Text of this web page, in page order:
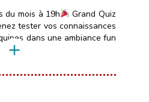
du mois à 19h
Grand Quiz
tester vos connaissances
dans une ambiance fun
par DJ Sébastien avec
de 20 min sur des thèmes